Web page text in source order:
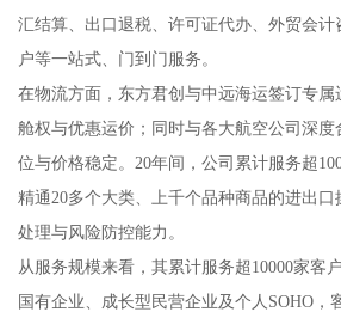
汇结算、出口退税、许可证代办、外贸会
户等一站式、门到门服务。
在物流方面，东方君创与中远海运签订专
舱权与优惠运价；同时与各大航空公司深
位与价格稳定。20年间，公司累计服务超
精通20多个大类、上千个品种商品的进出口
处理与风险防控能力。
从服务规模来看，其累计服务超10000家客
国有企业、成长型民营企业及个人SOHO，